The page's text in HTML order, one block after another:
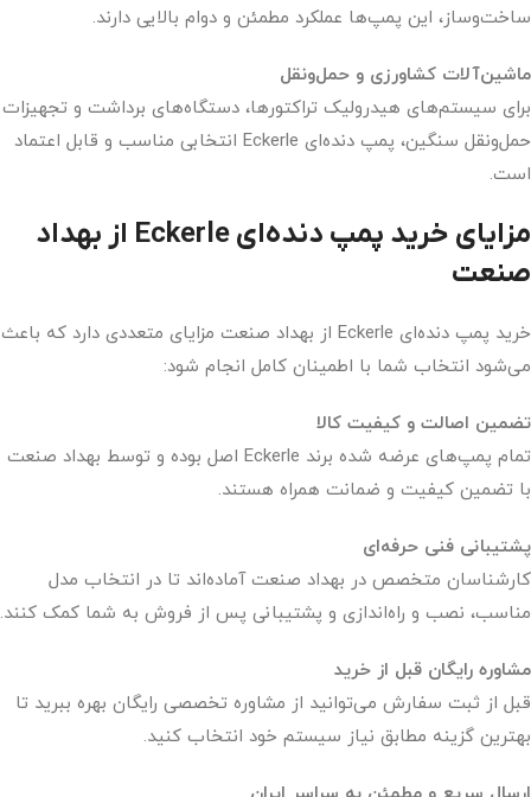
ساخت‌وساز، این پمپ‌ها عملکرد مطمئن و دوام بالایی دارند.
ماشین‌آلات کشاورزی و حمل‌ونقل
برای سیستم‌های هیدرولیک تراکتورها، دستگاه‌های برداشت و تجهیزات
حمل‌ونقل سنگین، پمپ دنده‌ای Eckerle انتخابی مناسب و قابل اعتماد
است.
مزایای خرید پمپ دنده‌ای Eckerle از بهداد
صنعت
خرید پمپ دنده‌ای Eckerle از بهداد صنعت مزایای متعددی دارد که باعث
می‌شود انتخاب شما با اطمینان کامل انجام شود:
تضمین اصالت و کیفیت کالا
تمام پمپ‌های عرضه شده برند Eckerle اصل بوده و توسط بهداد صنعت
با تضمین کیفیت و ضمانت همراه هستند.
پشتیبانی فنی حرفه‌ای
کارشناسان متخصص در بهداد صنعت آماده‌اند تا در انتخاب مدل
مناسب، نصب و راه‌اندازی و پشتیبانی پس از فروش به شما کمک کنند.
مشاوره رایگان قبل از خرید
قبل از ثبت سفارش می‌توانید از مشاوره تخصصی رایگان بهره ببرید تا
بهترین گزینه مطابق نیاز سیستم خود انتخاب کنید.